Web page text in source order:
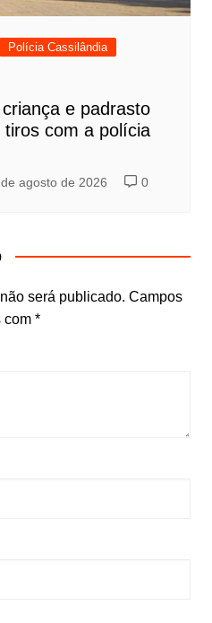
Polícia Cassilândia
e padrasto
com a polícia
agosto de 2026 0
será publicado. Campos
com *